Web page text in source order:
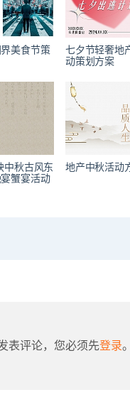
美食节策
七夕节轻奢地
动策划方案
中秋古风东
蟹宴活动
地产中秋活动
表评论，您必须先登录。